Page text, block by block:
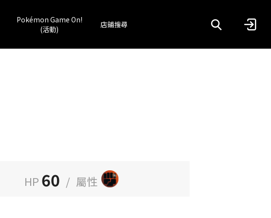
Pokémon Game On!
(活動)
店鋪搜尋
HP 60 / 屬性